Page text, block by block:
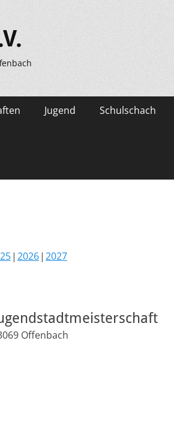
Jugend Schulschach
2026 2027
Offenbach